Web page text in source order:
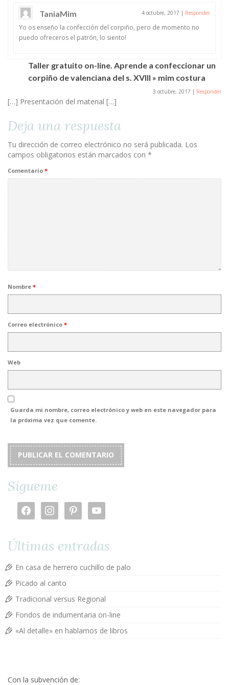
TaniaMim 4 octubre, 2017 | Responder
Yo os enseño la confección del corpiño, pero de momento no
puedo ofreceros el patrón, lo siento!
Taller gratuito on-line. Aprende a confeccionar un
corpiño de valenciana del s. XVIII » mim costura
3 octubre, 2017 | Responder
[…] Presentación del material […]
Deja una respuesta
Tu dirección de correo electrónico no será publicada. Los
campos obligatorios están marcados con *
Comentario *
Nombre *
Correo electrónico *
Web
Guarda mi nombre, correo electrónico y web en este navegador para
la próxima vez que comente.
Sígueme
facebookinstagrampinterestyoutube
Últimas entradas
En casa de herrero cuchillo de palo
Picado al canto
Tradicional versus Regional
Fondos de indumentaria on-line
«Al detalle» en hablamos de libros
Con la subvención de: